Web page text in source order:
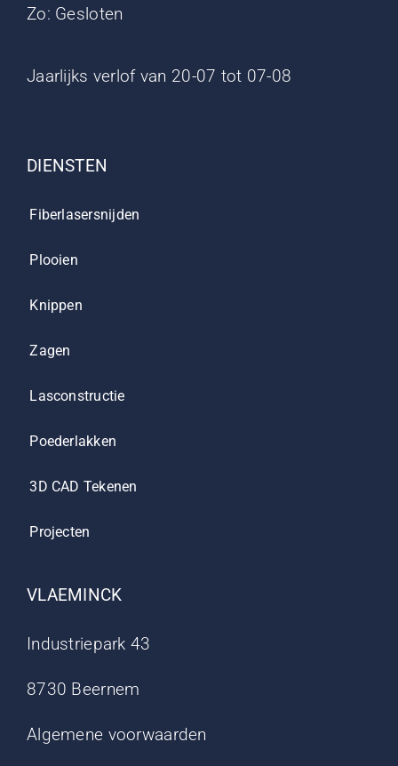
Zo: Gesloten
Jaarlijks verlof van 20-07 tot 07-08
DIENSTEN
Fiberlasersnijden
Plooien
Knippen
Zagen
Lasconstructie
Poederlakken
3D CAD Tekenen
Projecten
VLAEMINCK
Industriepark 43
8730 Beernem
Algemene voorwaarden